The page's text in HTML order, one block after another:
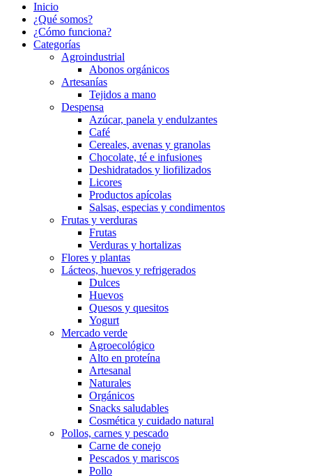
Inicio
¿Qué somos?
¿Cómo funciona?
Categorías
Agroindustrial
Abonos orgánicos
Artesanías
Tejidos a mano
Despensa
Azúcar, panela y endulzantes
Café
Cereales, avenas y granolas
Chocolate, té e infusiones
Deshidratados y liofilizados
Licores
Productos apícolas
Salsas, especias y condimentos
Frutas y verduras
Frutas
Verduras y hortalizas
Flores y plantas
Lácteos, huevos y refrigerados
Dulces
Huevos
Quesos y quesitos
Yogurt
Mercado verde
Agroecológico
Alto en proteína
Artesanal
Naturales
Orgánicos
Snacks saludables
Cosmética y cuidado natural
Pollos, carnes y pescado
Carne de conejo
Pescados y mariscos
Pollo